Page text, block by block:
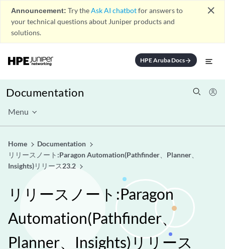
Announcement: Try theAsk AI chatbotfor answers to
your technical questions about Juniper products and
solutions.
close
HPE Aruba Docsarrow_forward
Documentation
Menu
Home
Documentation
リリースノート:Paragon Automation(Pathfinder、Planner、
Insights)リリース23.2
リリースノート:Paragon
Automation(Pathfinder、
Planner、Insights)リリース